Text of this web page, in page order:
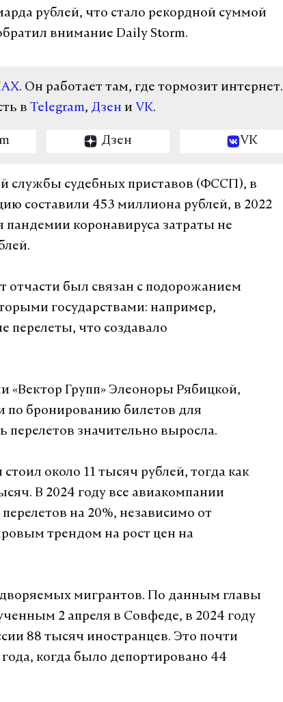
рублей, что стало рекордной суммой
внимание Daily Storm.
. Он работает там, где тормозит интернет.
в Telegram, Дзен и VK.
Дзен VK
службы судебных приставов (ФССП), в
составили 453 миллиона рублей, в 2022
коронавируса затраты не
отчасти был связан с подорожанием
государствами: например,
перелеты, что создавало
«Вектор Групп» Элеоноры Рябицкой,
по бронированию билетов для
перелетов значительно выросла.
около 11 тысяч рублей, тогда как
В 2024 году все авиакомпании
на 20%, независимо от
трендом на рост цен на
мигрантов. По данным главы
2 апреля в Совфеде, в 2024 году
88 тысяч иностранцев. Это почти
когда было депортировано 44